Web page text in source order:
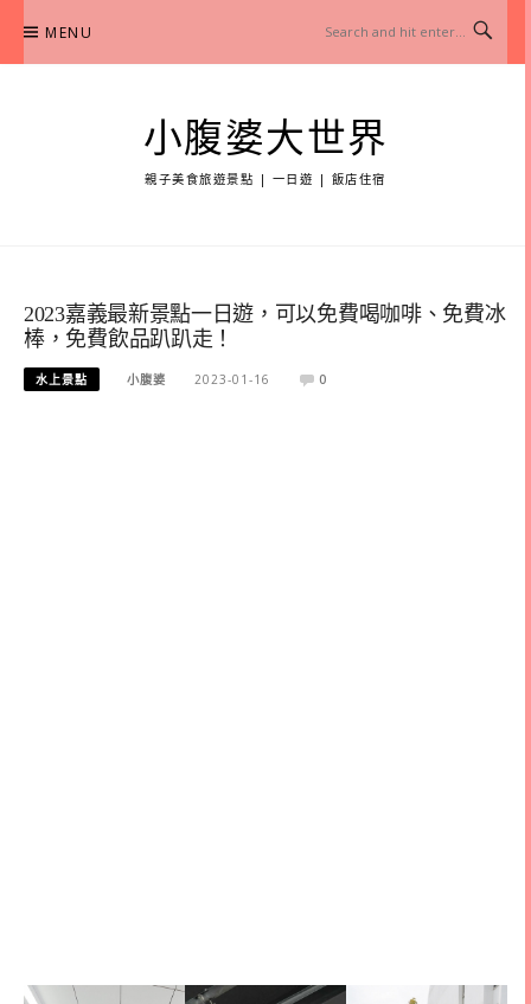
content
MENU
小腹婆大世界
親子美食旅遊景點 | 一日遊 | 飯店住宿
2023嘉義最新景點一日遊，可以免費喝咖啡、免費冰
棒，免費飲品趴趴走！
水上景點 小腹婆 2023-01-16 0